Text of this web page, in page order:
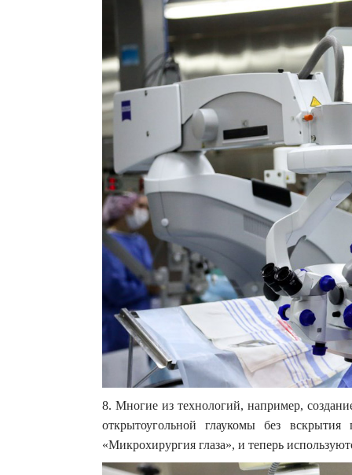
8. Многие из технологий, например,
открытоугольной глаукомы без
«Микрохирургия глаза», и теперь